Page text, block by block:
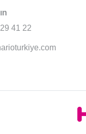
41 22